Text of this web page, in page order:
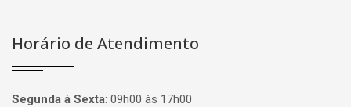
Horário de Atendimento
Segunda à Sexta: 09h00 às 17h00